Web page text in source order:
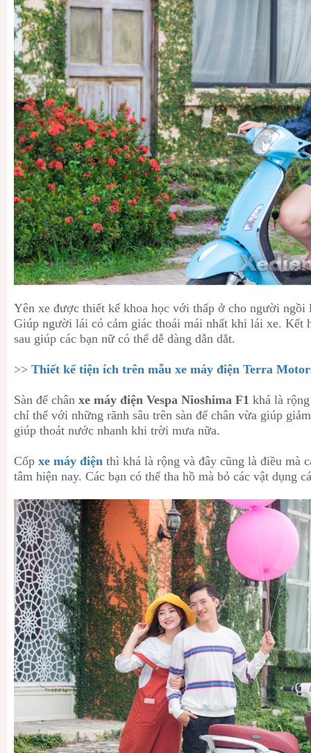
Yên xe được thiết kế khoa học với thấp ở cho người ngồi
Giúp người lái có cảm giác thoái mái nhất khi lái xe. Kết
sau giúp các bạn nữ có thể dễ dàng dẫn dắt.
>> Thiết kế tiện ích trên mẫu xe máy điện Terra
Sàn để chân xe máy điện Vespa Nioshima F1 khá là
chỉ thế với những rãnh sâu trên sàn để chân vừa giúp
giúp thoát nước nhanh khi trời mưa nữa.
Cốp xe máy điện thì khá là rộng và đây cũng là điều mà
tâm hiện nay. Các bạn có thể tha hồ mà bỏ các vật dụng